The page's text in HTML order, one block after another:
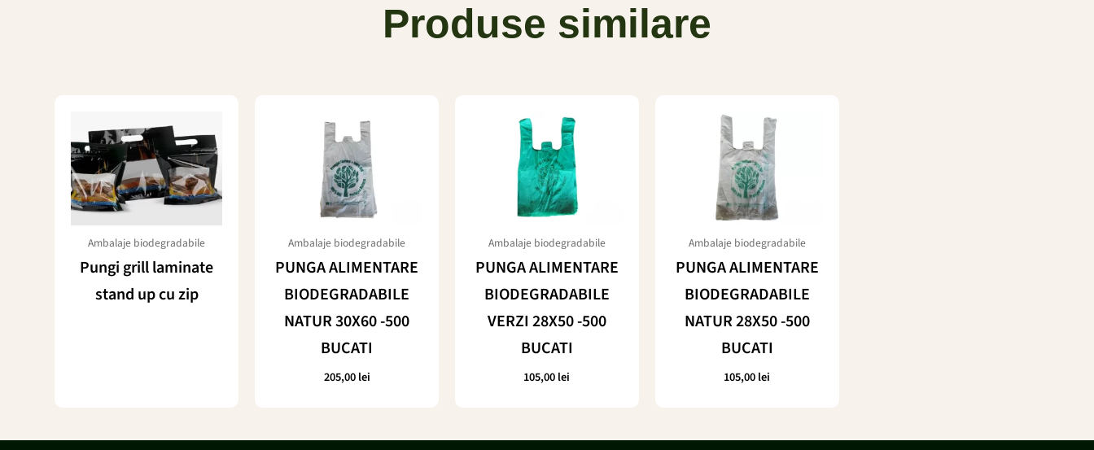
Produse similare
Ambalaje biodegradabile
Pungi grill laminate
stand up cu zip
Ambalaje biodegradabile
PUNGA ALIMENTARE
BIODEGRADABILE
NATUR 30X60 -500
BUCATI
205,00lei
Ambalaje biodegradabile
PUNGA ALIMENTARE
BIODEGRADABILE
VERZI 28X50 -500
BUCATI
105,00lei
Ambalaje biodegradabile
PUNGA ALIMENTARE
BIODEGRADABILE
NATUR 28X50 -500
BUCATI
105,00lei